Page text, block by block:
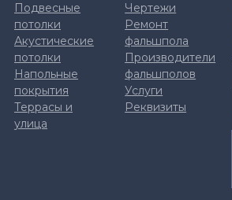
Подвесные
потолки
Акустические
потолки
Напольные
покрытия
Террасы и
улица
Чертежи
Ремонт
фальшпола
Производители
фальшполов
Услуги
Реквизиты